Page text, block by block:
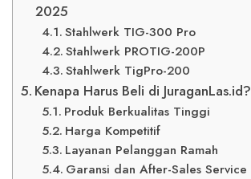
2025
Stahlwerk TIG-300 Pro
Stahlwerk PROTIG-200P
Stahlwerk TigPro-200
Kenapa Harus Beli di JuraganLas.id?
Produk Berkualitas Tinggi
Harga Kompetitif
Layanan Pelanggan Ramah
Garansi dan After-Sales Service